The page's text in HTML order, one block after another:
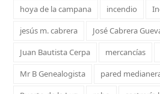
hoya de la campana
incendio
jesús m. cabrera
José Cabrera
Juan Bautista Cerpa
mercancías
Mr B Genealogista
pared